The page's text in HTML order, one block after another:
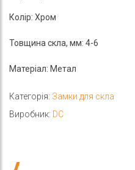
Колір: Хром
Товщина скла, мм: 4-6
Матеріал: Метал
Категорія: Замки для скла
Виробник: DC